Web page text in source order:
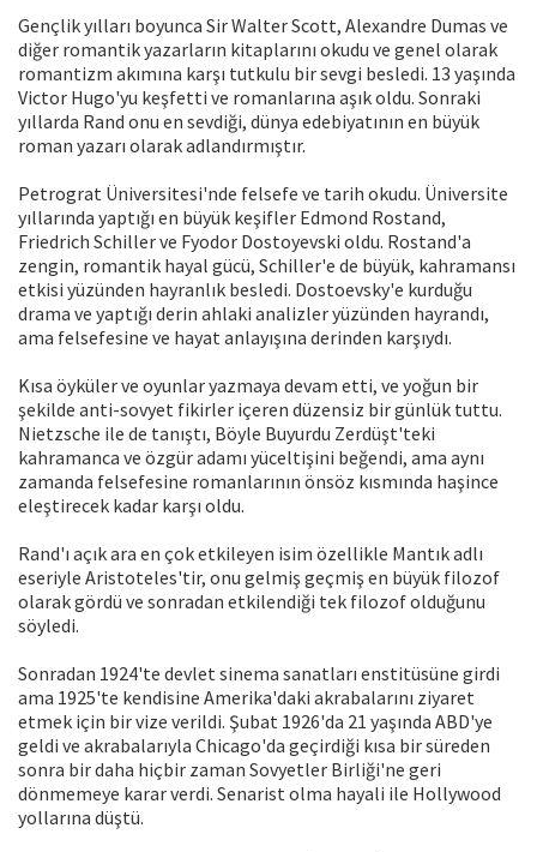
Gençlik yılları boyunca Sir Walter Scott, Alexandre Dumas ve
diğer romantik yazarların kitaplarını okudu ve genel olarak
romantizm akımına karşı tutkulu bir sevgi besledi. 13 yaşında
Victor Hugo'yu keşfetti ve romanlarına aşık oldu. Sonraki
yıllarda Rand onu en sevdiği, dünya edebiyatının en büyük
roman yazarı olarak adlandırmıştır.
Petrograt Üniversitesi'nde felsefe ve tarih okudu. Üniversite
yıllarında yaptığı en büyük keşifler Edmond Rostand,
Friedrich Schiller ve Fyodor Dostoyevski oldu. Rostand'a
zengin, romantik hayal gücü, Schiller'e de büyük, kahramansı
etkisi yüzünden hayranlık besledi. Dostoevsky'e kurduğu
drama ve yaptığı derin ahlaki analizler yüzünden hayrandı,
ama felsefesine ve hayat anlayışına derinden karşıydı.
Kısa öyküler ve oyunlar yazmaya devam etti, ve yoğun bir
şekilde anti-sovyet fikirler içeren düzensiz bir günlük tuttu.
Nietzsche ile de tanıştı, Böyle Buyurdu Zerdüşt'teki
kahramanca ve özgür adamı yüceltişini beğendi, ama aynı
zamanda felsefesine romanlarının önsöz kısmında haşince
eleştirecek kadar karşı oldu.
Rand'ı açık ara en çok etkileyen isim özellikle Mantık adlı
eseriyle Aristoteles'tir, onu gelmiş geçmiş en büyük filozof
olarak gördü ve sonradan etkilendiği tek filozof olduğunu
söyledi.
Sonradan 1924'te devlet sinema sanatları enstitüsüne girdi
ama 1925'te kendisine Amerika'daki akrabalarını ziyaret
etmek için bir vize verildi. Şubat 1926'da 21 yaşında ABD'ye
geldi ve akrabalarıyla Chicago'da geçirdiği kısa bir süreden
sonra bir daha hiçbir zaman Sovyetler Birliği'ne geri
dönmemeye karar verdi. Senarist olma hayali ile Hollywood
yollarına düştü.